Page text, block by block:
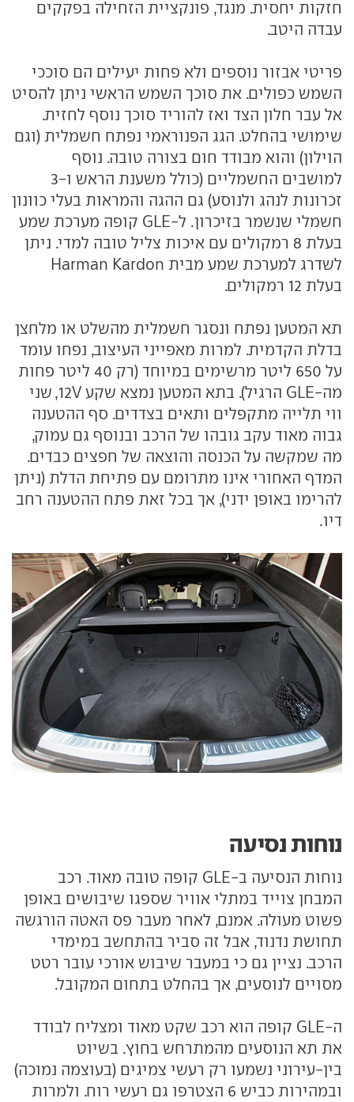
חזקות יחסית. מנגד, פונקציית הזחילה בפקקים
עבדה היטב.
פריטי אבזור נוספים ולא פחות יעילים הם סוככי
השמש כפולים. את סוכך השמש הראשי ניתן להסיט
אל עבר חלון הצד ואז להוריד סוכך נוסף לחזית.
שימושי בהחלט. הגג הפנוראמי נפתח חשמלית (וגם
הוילון) והוא מבודד חום בצורה טובה. נוסף
למושבים החשמליים (כולל משענת הראש ו-3
זכרונות לנהג ולנוסע) גם ההגה והמראות בעלי כוונון
חשמלי שנשמר בזיכרון. ל-GLE קופה מערכת שמע
בעלת 8 רמקולים עם איכות צליל טובה למדי. ניתן
לשדרג למערכת שמע מבית Harman Kardon
בעלת 12 רמקולים.
תא המטען נפתח ונסגר חשמלית מהשלט או מלחצן
בדלת הקדמית. למרות מאפייני העיצוב, נפחו עומד
על 650 ליטר מרשימים במיוחד (רק 40 ליטר פחות
מה-GLE הרגיל). בתא המטען נמצא שקע 12V, שני
ווי תלייה מתקפלים ותאים בצדדים. סף ההטענה
גבוה מאוד עקב גובהו של הרכב ובנוסף גם עמוק,
מה שמקשה על הכנסה והוצאה של חפצים כבדים.
המדף האחורי אינו מתרומם עם פתיחת הדלת (ניתן
להרימו באופן ידני), אך בכל זאת פתח ההטענה רחב
דיו.
נוחות נסיעה
נוחות הנסיעה ב-GLE קופה טובה מאוד. רכב
המבחן צוייד במתלי אוויר שספגו שיבושים באופן
פשוט מעולה. אמנם, לאחר מעבר פס האטה הורגשה
תחושת נדנוד, אבל זה סביר בהתחשב במימדי
הרכב. נציין גם כי במעבר שיבוש אורכי עובר רטט
מסויים לנוסעים, אך בהחלט בתחום המקובל.
ה-GLE קופה הוא רכב שקט מאוד ומצליח לבודד
את תא הנוסעים מהמתרחש בחוץ. בשיוט
בין-עירוני נשמעו רק רעשי צמיגים (בעוצמה נמוכה)
ובמהירות כביש 6 הצטרפו גם רעשי רוח. ולמרות